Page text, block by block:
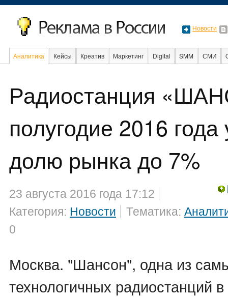
Новости
Аналитика Кейсы Креатив Маркетинг Digital SMM СМИ
Радиостанция
полугодие 2016
долю рынка до 7%
23 августа 2016 года 17:12
Категория: Новости Тематика:
0
Москва. "Шансон", одна из
технологичных радиостанций